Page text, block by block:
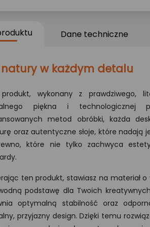
Dane techniczne
natury w każdym detalu
produkt, wykonany z prawdziwego,
piękna i technologicznej
metod obróbki, każda
oraz autentyczne słoje, które nadają
które nie tylko zachwyca
ten produkt, stawiasz na materiał o
podstawę dla Twoich
optymalną stabilność oraz
przyjazny design. Dzięki temu